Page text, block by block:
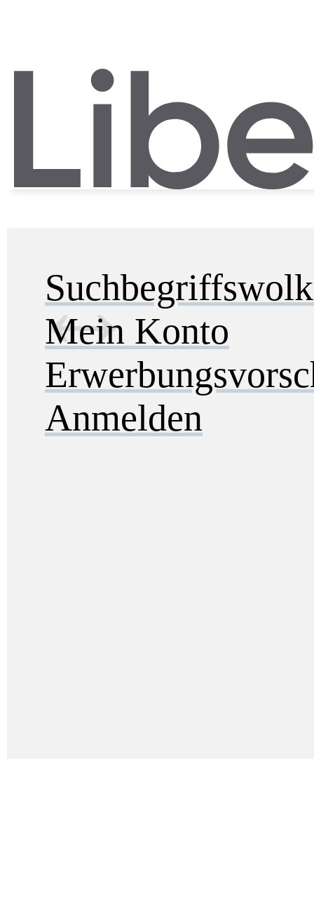
Mein Konto
Anmelden